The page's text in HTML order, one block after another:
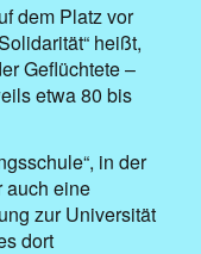
dem Platz vor
heißt,
Geflüchtete –
etwa 80 bis
in der
auch eine
zur Universität
dort